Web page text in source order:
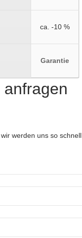
ca. -10 %
Garantie
werden uns so